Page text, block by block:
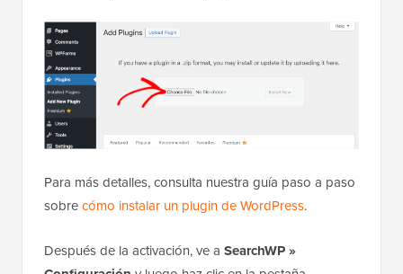
Para más detalles, consulta nuestra guía paso a paso
sobrecómo instalar un plugin de WordPress.
Después de la activación, ve a SearchWP »